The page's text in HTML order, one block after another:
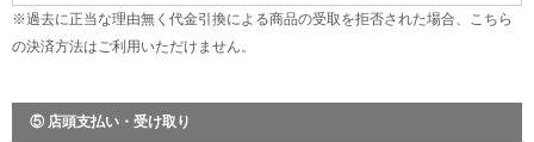
※過去に正当な理由無く代金引換による商品の受取を拒否された場合、こちら
の決済方法はご利用いただけません。
⑤ 店頭支払い・受け取り